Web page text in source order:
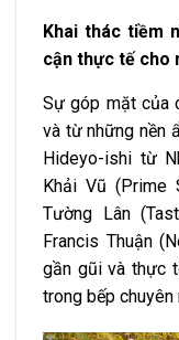
Khai thác tiềm
cận thực tế cho
Sự góp mặt của
và từ những nền
Hideyo-ishi từ
Khải Vũ (Prime
Tường Lân
Francis Thuận
gần gũi và thực
trong bếp chuyên